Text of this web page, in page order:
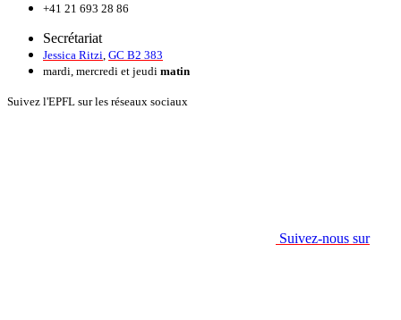
+41 21 693 28 86
Secrétariat
Jessica Ritzi GC B2 383
mardi, mercredi et jeudi matin
Suivez l'EPFL sur les réseaux sociaux
Suivez-nous sur